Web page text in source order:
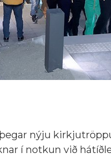
nýju
í notkun við